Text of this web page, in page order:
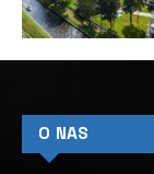
O NAS